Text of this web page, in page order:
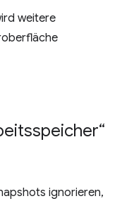
weitere
ignorieren,